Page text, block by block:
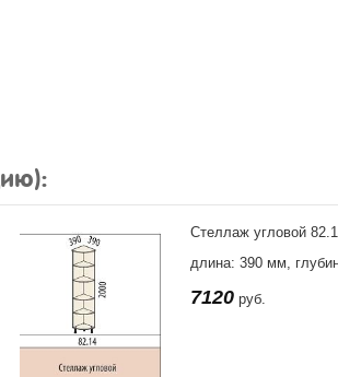
Стеллаж угловой
длина: 390 мм,
7120 руб.